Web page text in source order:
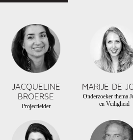
JACQUELINE
BROERSE
Projectleider
MARIJE DE
Onderzoeker thema
en Veiligheid